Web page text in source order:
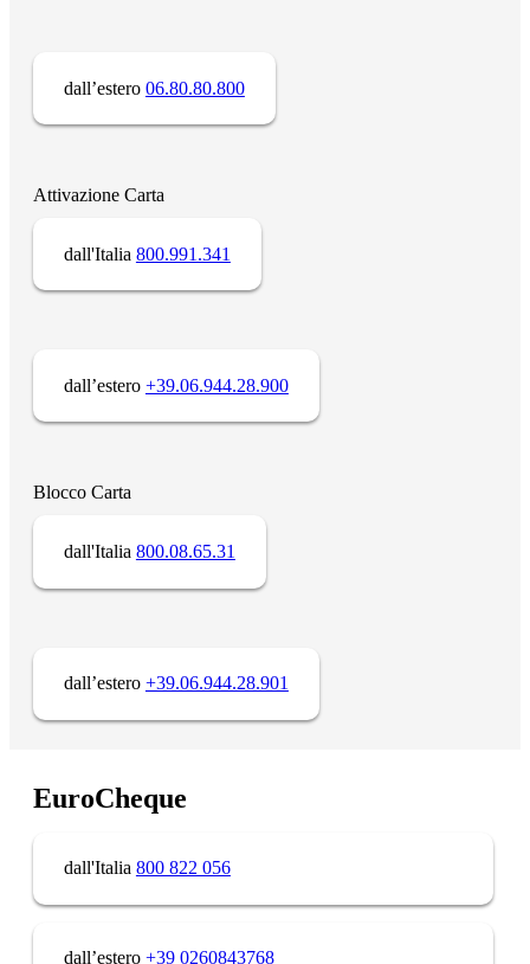
dall’estero 06.80.80.800
Attivazione Carta
dall'Italia 800.991.341
dall’estero +39.06.944.28.900
Blocco Carta
dall'Italia 800.08.65.31
dall’estero +39.06.944.28.901
EuroCheque
dall'Italia 800 822 056
dall’estero +39 0260843768